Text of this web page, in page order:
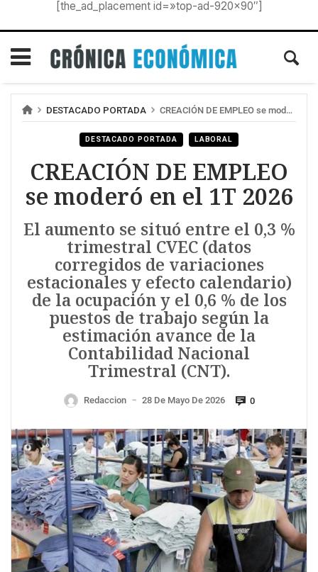
[the_ad_placement id=»top-ad-920×90″]
DESTACADO PORTADA CREACIÓN DE EMPLEO se moderó en el 1T 2026
DESTACADO PORTADA LABORAL
CREACIÓN DE EMPLEO
se moderó en el 1T 2026
El aumento se situó entre el 0,3 %
trimestral CVEC (datos
corregidos de variaciones
estacionales y efecto calendario)
de la ocupación y el 0,6 % de los
puestos de trabajo según la
estimación avance de la
Contabilidad Nacional
Trimestral (CNT).
Redaccion — 28 De Mayo De 2026 0